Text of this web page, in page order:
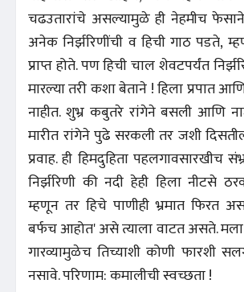
चढउतारांचे असल्यामुळे ही नेहमीच
अनेक निर्झरिणींची व हिची गाठ पडते,
प्राप्त होते. पण हिची चाल शेवटपर्यंत
मारल्या तरी कशा बेताने ! हिला प्रपात
नाहीत. शुभ्र कबुतरे रांगेने बसली आणि
मारीत रांगेने पुढे सरकली तर जशी
प्रवाह. ही हिमदुहिता पहलगावसारखीच
निर्झरिणी की नदी हेही हिला नीटसे
म्हणून तर हिचे पाणीही भ्रमात
बर्फच आहोत' असे त्याला वाटत असते. मला
गारव्यामुळेच तिच्याशी कोणी फारशी
नसावे. परिणाम: कमालीची स्वच्छता !